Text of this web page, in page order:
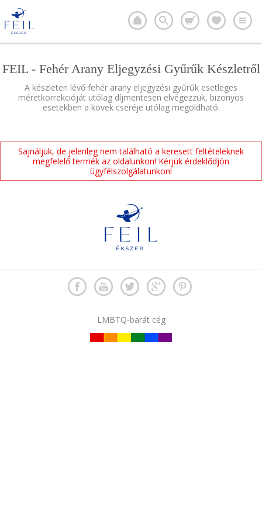
FEIL - Fehér Arany Eljegyzési Gyűrűk Készletről
A készleten lévő fehér arany eljegyzési gyűrűk esetleges
méretkorrekcióját utólag díjmentesen elvégezzük, bizonyos
esetekben a kövek cseréje utólag megoldható.
Sajnáljuk, de jelenleg nem található a keresett feltételeknek
megfelelő termék az oldalunkon! Kérjük érdeklődjön
ügyfélszolgálatunkon!
LMBTQ-barát cég